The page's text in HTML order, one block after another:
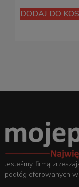
DODAJ DO
Jesteśmy firmą
podłóg oferowanych